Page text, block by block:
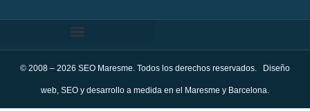
© 2008 – 2026 SEO Maresme. Todos los derechos reservados. Diseño
web, SEO y desarrollo a medida en el Maresme y Barcelona.